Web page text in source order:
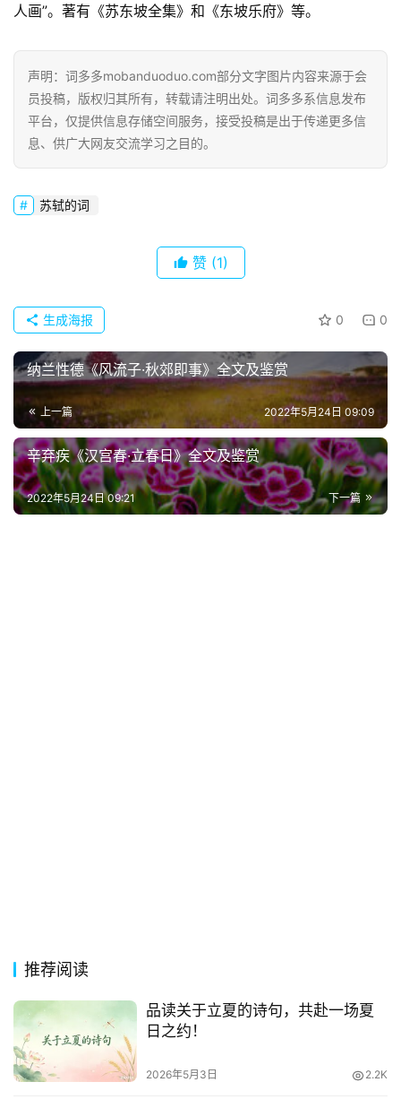
网
词
电
词
语
人画”。著有《苏东坡全集》和《东坡乐府》等。
声明：词多多mobanduoduo.com部分文字图片内容来源于会
员投稿，版权归其所有，转载请注明出处。词多多系信息发布
平台，仅提供信息存储空间服务，接受投稿是出于传递更多信
息、供广大网友交流学习之目的。
苏轼的词
赞 (1)
0 0
生成海报
纳兰性德《风流子·秋郊即事》全文及鉴赏
上一篇 2022年5月24日 09:09
辛弃疾《汉宫春·立春日》全文及鉴赏
下一篇
2022年5月24日 09:21
推荐阅读
品读关于立夏的诗句，共赴一场夏
日之约！
2026年5月3日 2.2K